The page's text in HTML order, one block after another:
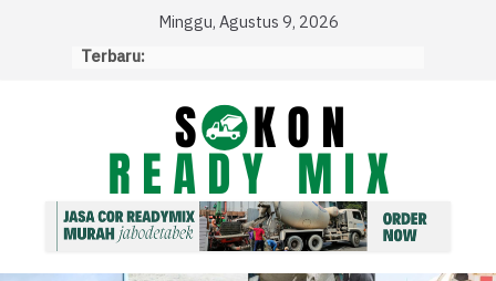
Minggu, Agustus 9, 2026
Terbaru: